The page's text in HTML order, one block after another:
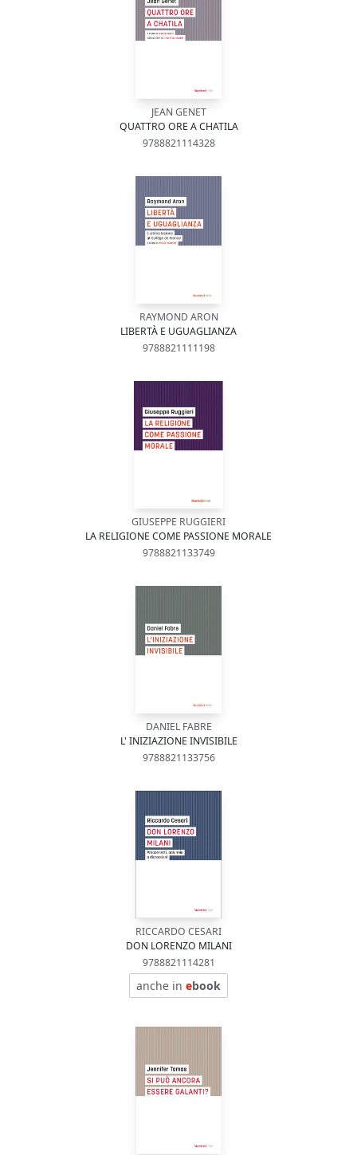
JEAN GENET
QUATTRO ORE A CHATILA
9788821114328
RAYMOND ARON
LIBERTÀ E UGUAGLIANZA
9788821111198
GIUSEPPE RUGGIERI
LA RELIGIONE COME PASSIONE MORALE
9788821133749
DANIEL FABRE
L' INIZIAZIONE INVISIBILE
9788821133756
RICCARDO CESARI
DON LORENZO MILANI
9788821114281
anche in ebook